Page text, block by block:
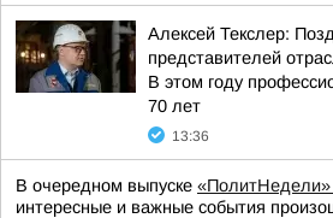
Алексей Текслер:
представителей
В этом году
70 лет
13:36
В очередном выпуске «ПолитНедели»
интересные и важные события